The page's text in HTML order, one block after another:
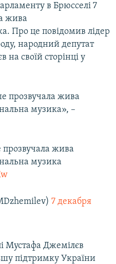
в Брюсселі 7
жива
Про це повідомив лідер
народний депутат
своїй сторінці у
прозвучала жива
музика», –
жива
музика
7 декабря
Мустафа Джемілєв
підтримку України